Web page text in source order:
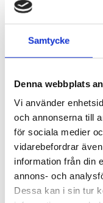
Samtycke
Denna webbplats
Vi använder
och annonserna till
för sociala medier
vidarebefordrar
information från din
annons- och
Dessa kan i sin tur
2021
januari
februari
mars5
maj
juni4
augusti2
1
november 2
december 1
februari2
mars4
april 2